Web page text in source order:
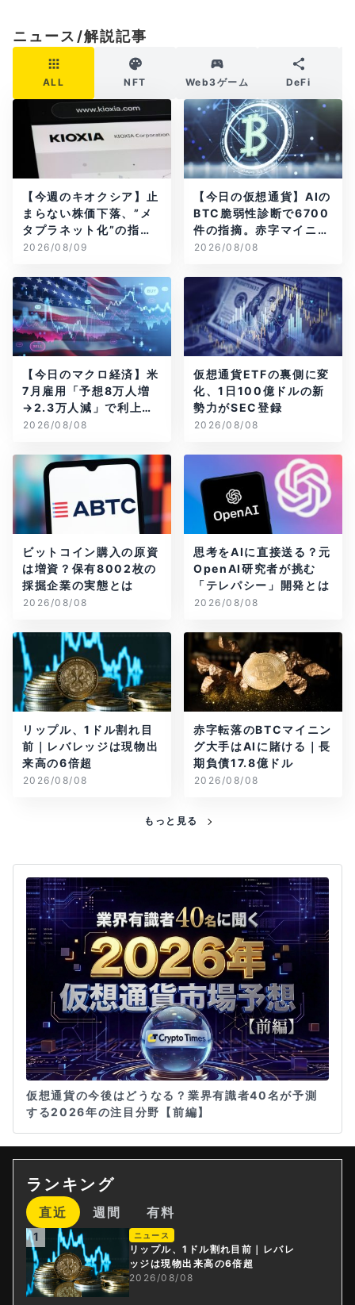
ニュース/解説記事
ALL NFT Web3ゲーム DeFi
【今週のキオクシア】止
まらない株価下落、”メ
タプラネット化”の指摘
は本当？
2026/08/09
【今日の仮想通貨】AIの
BTC脆弱性診断で6700
件の指摘。赤字マイニン
グ企業はAIに賭ける
2026/08/08
【今日のマクロ経済】米
7月雇用「予想8万人増
→2.3万人減」で利上げ
観測後退
2026/08/08
仮想通貨ETFの裏側に変
化、1日100億ドルの新
勢力がSEC登録
2026/08/08
ビットコイン購入の原資
は増資？保有8002枚の
採掘企業の実態とは
2026/08/08
思考をAIに直接送る？元
OpenAI研究者が挑む
「テレパシー」開発とは
2026/08/08
リップル、1ドル割れ目
前｜レバレッジは現物出
来高の6倍超
2026/08/08
赤字転落のBTCマイニン
グ大手はAIに賭ける｜長
期負債17.8億ドル
2026/08/08
もっと見る
仮想通貨の今後はどうなる？業界有識者40名が予測
する2026年の注目分野【前編】
ランキング
直近 週間 有料
1 ニュース
リップル、1ドル割れ目前｜レバレ
ッジは現物出来高の6倍超
2026/08/08